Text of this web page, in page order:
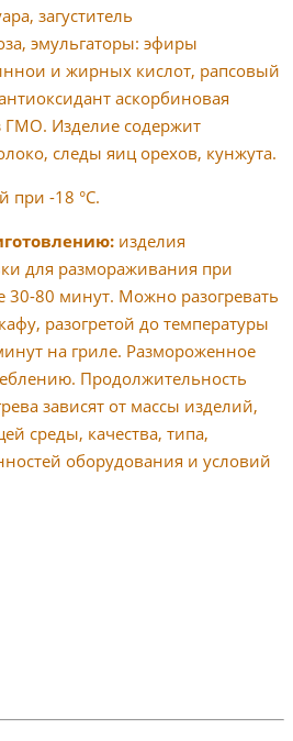
загуститель
эмульгаторы: эфиры
и жирных кислот, рапсовый
аскорбиновая
ГМО. Изделие содержит
следы яиц орехов, кунжута.
при -18 °C.
изделия
для размораживания при
30-80 минут. Можно разогревать
разогретой до температуры
на гриле. Размороженное
Продолжительность
зависят от массы изделий,
среды, качества, типа,
оборудования и условий